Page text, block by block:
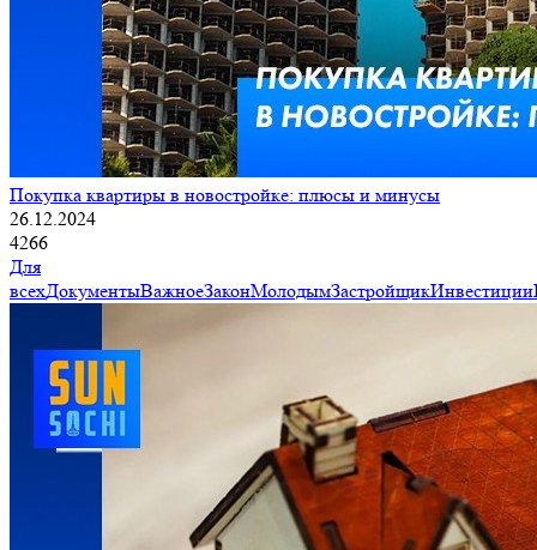
Покупка квартиры в новостройке: плюсы и минусы
26.12.2024
4266
Для
всехДокументыВажноеЗаконМолодымЗастройщикИнвестиции